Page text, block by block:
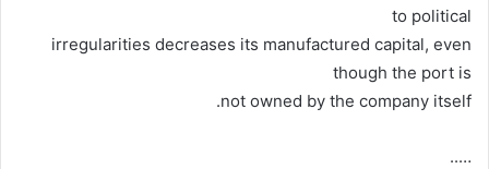
to political
irregularities decreases its manufactured capital, even
though the port is
not owned by the company itself.
…..